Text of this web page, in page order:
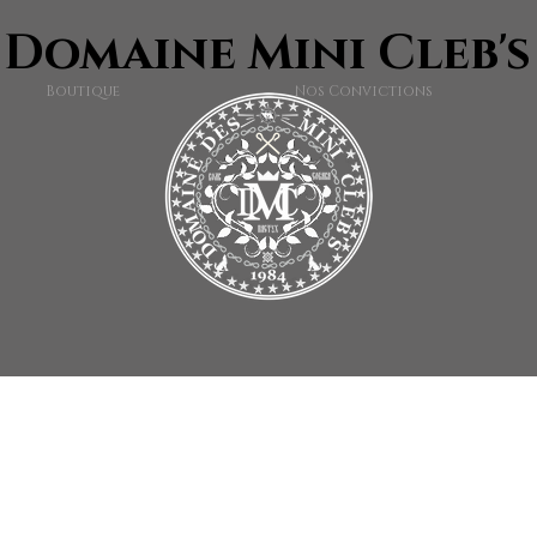
Boutique Nos Convictions
Domaine Mini Cleb's